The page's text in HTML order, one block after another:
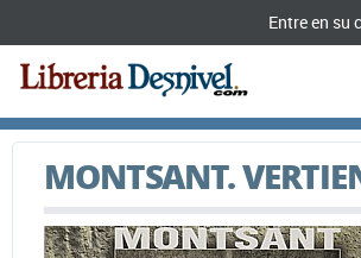
Entre en su
MONTSANT.